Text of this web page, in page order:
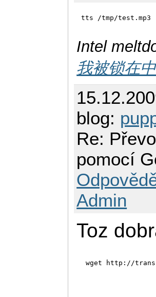
Intel
我被锁在
blog:
Re:
pomocí
Admin
Toz
wget http://